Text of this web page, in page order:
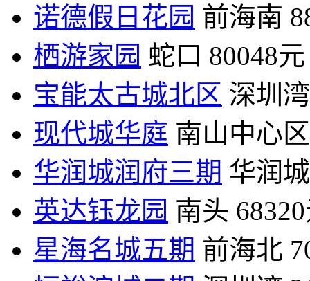
诺德假日花园 前海南
栖游家园 蛇口 80048元
宝能太古城北区 深圳湾
现代城华庭 南山中心区
华润城润府三期 华润城
英达钰龙园 南头
星海名城五期 前海北